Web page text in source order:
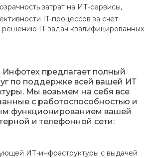
затрат на ИТ-сервисы,
IT-процессов за счет
решению IT-задач квалифицированных
предлагает полный
по поддержке всей вашей ИТ
Мы возьмем на себя все
с работоспособностью и
функционированием вашей
и телефонной сети:
ИТ-инфраструктуры с выдачей